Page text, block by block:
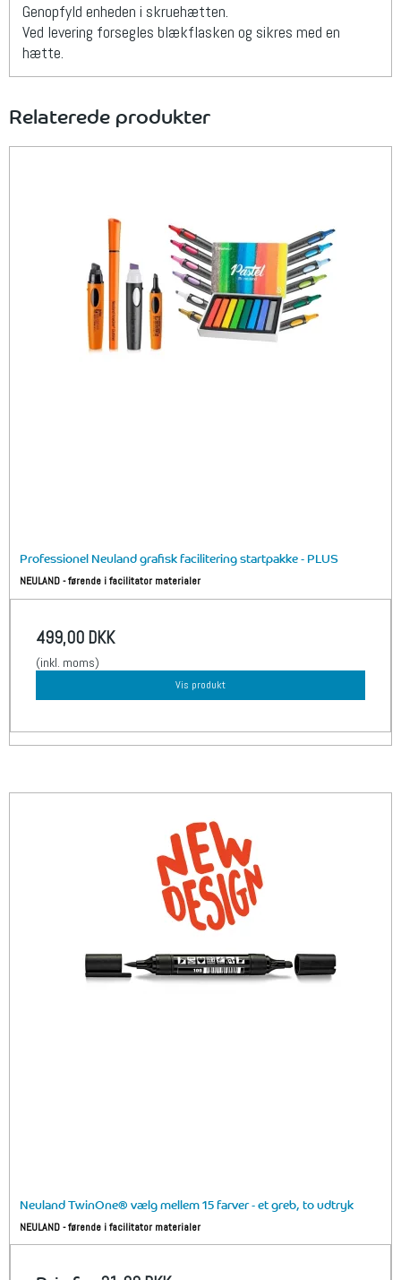
Genopfyld enheden i skruehætten.
Ved levering forsegles blækflasken og sikres med en
hætte.
Relaterede produkter
Professionel Neuland grafisk facilitering startpakke - PLUS
NEULAND - førende i facilitator materialer
499,00 DKK
(inkl. moms)
Vis produkt
Neuland TwinOne® vælg mellem 15 farver - et greb, to udtryk
NEULAND - førende i facilitator materialer